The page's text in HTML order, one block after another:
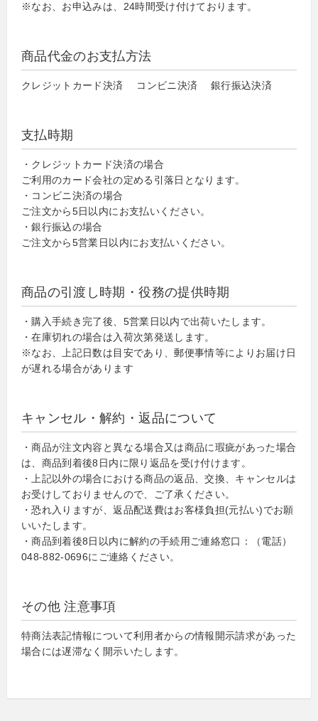
※なお、お申込みは、24時間受け付けております。
商品代金のお支払方法
クレジットカード決済 コンビニ決済 銀行振込決済
支払時期
・クレジットカード決済の場合
ご利用のカード会社の定める引落日となります。
・コンビニ決済の場合
ご注文から5日以内にお支払いください。
・銀行振込の場合
ご注文から5営業日以内にお支払いください。
商品の引渡し時期・役務の提供時期
・購入手続き完了後、5営業日以内で出荷いたします。
・在庫切れの場合は入荷次第発送します。
※なお、上記日数は目安であり、郵便事情等によりお届け日
が遅れる場合があります
キャンセル・解約・返品について
・商品が注文内容と異なる場合又は商品に瑕疵があった場合
は、商品到着後8日内に限り返品を受け付けます。
・上記以外の場合における商品の返品、交換、キャンセルは
お受けしておりませんので、ご了承ください。
・恐れ入りますが、返品配送費はお客様負担(元払い)でお願
いいたします。
・商品到着後8日以内に解約の手続用ご連絡窓口：（電話）
048-882-0696にご連絡ください。
その他 注意事項
特商法表記情報について利用者からの情報開示請求があった
場合には遅滞なく開示いたします。